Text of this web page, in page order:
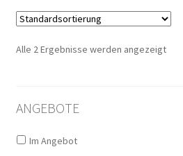
Alle 2 Ergebnisse werden angezeigt
ANGEBOTE
Im Angebot